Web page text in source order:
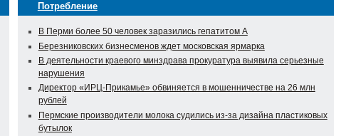
Потребление
В Перми более 50 человек заразились гепатитом А
Березниковских бизнесменов ждет московская ярмарка
В деятельности краевого минздрава прокуратура выявила серьезные
нарушения
Директор «ИРЦ-Прикамье» обвиняется в мошенничестве на 26 млн
рублей
Пермские производители молока судились из-за дизайна пластиковых
бутылок